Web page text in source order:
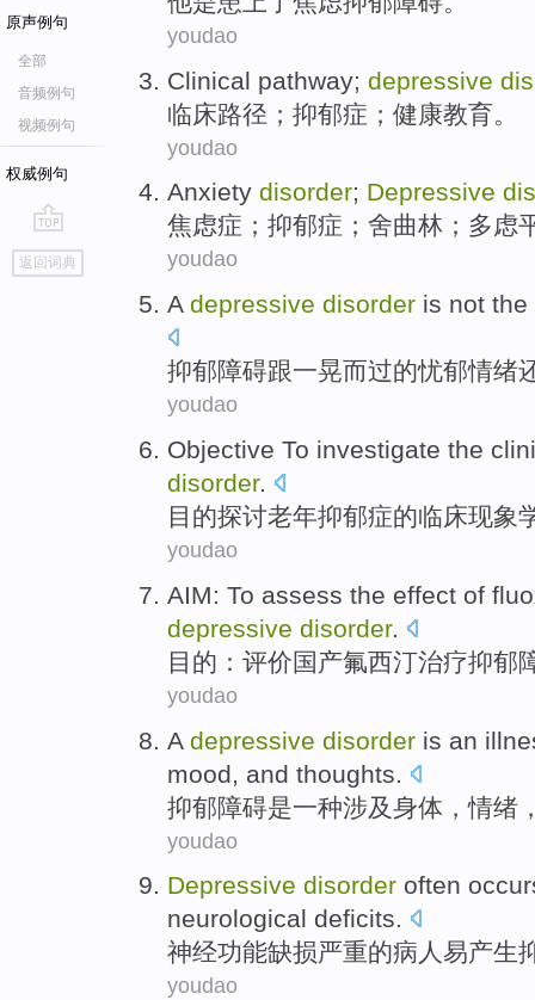
原声例句
全部
音频例句
视频例句
权威例句
go
top
返回词典
youdao
Clinical pathway; depressive
临床路径 ； 抑郁症 ； 健康教育。
youdao
Anxiety disorder; Depressive
焦虑症 ； 抑郁症 ； 舍曲林 ； 多虑
youdao
A depressive disorder is not the
抑郁障碍跟一晃而过的忧郁情绪
youdao
Objective To investigate the
disorder.
目的探讨老年抑郁症的临床现象
youdao
AIM: To assess the effect of
depressive disorder.
目的 ： 评价国产氟西汀治疗抑郁
youdao
A depressive disorder is an
mood , and thoughts
抑郁障碍是一种涉及身体 ，情绪
youdao
Depressive disorder often
neurological deficits.
神经功能缺损严重的病人 易产生
youdao